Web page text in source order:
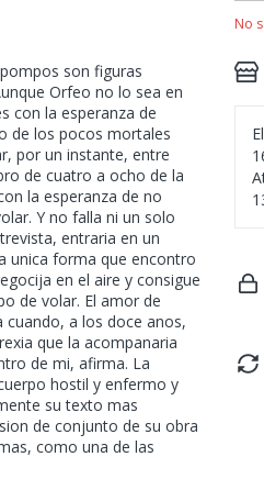
son figuras
Orfeo no lo sea en
con la esperanza de
de los pocos mortales
por un instante, entre
de cuatro a ocho de la
la esperanza de no
Y no falla ni un solo
entraria en un
unica forma que encontro
en el aire y consigue
de volar. El amor de
a los doce anos,
que la acompanaria
de mi, afirma. La
hostil y enfermo y
su texto mas
de conjunto de su obra
como una de las
No